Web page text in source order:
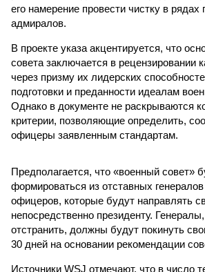
его намерение провести чистку в рядах
адмиралов.
В проекте указа акцентируется, что
совета заключается в рецензировании
через призму их лидерских
подготовки и преданности идеалам
Однако в документе не раскрываются
критерии, позволяющие определить,
офицеры заявленным стандартам.
Предполагается, что «военный совет»
формироваться из отставных
офицеров, которые будут направлять
непосредственно президенту.
отстранить, должны будут покинуть
30 дней на основании рекомендации
Источники WSJ отмечают, что в число